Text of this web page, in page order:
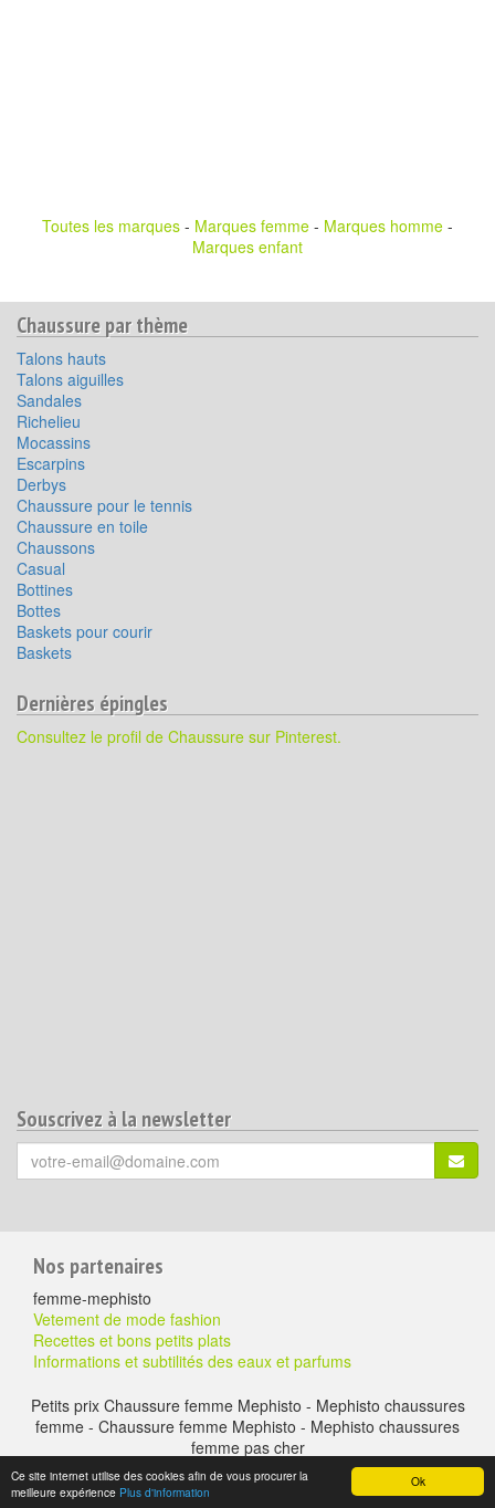
Ok
Ce site internet utilise des cookies afin de vous procurer la
meilleure expérience Plus d'information
Toutes les marques - Marques femme - Marques homme -
Marques enfant
Chaussure par thème
Talons hauts
Talons aiguilles
Sandales
Richelieu
Mocassins
Escarpins
Derbys
Chaussure pour le tennis
Chaussure en toile
Chaussons
Casual
Bottines
Bottes
Baskets pour courir
Baskets
Dernières épingles
Consultez le profil de Chaussure sur Pinterest.
Souscrivez à la newsletter
Votre
email
Pour
aller
plus
loin
Nos partenaires
femme-mephisto
Vetement de mode fashion
Recettes et bons petits plats
Informations et subtilités des eaux et parfums
Petits prix Chaussure femme Mephisto - Mephisto chaussures
femme - Chaussure femme Mephisto - Mephisto chaussures
femme pas cher
A propos- Mentions légales Contactez nous
- Chaussure à petits prix -
chaussure-en-ligne.com © copyright version 2016 - duke & gregouns